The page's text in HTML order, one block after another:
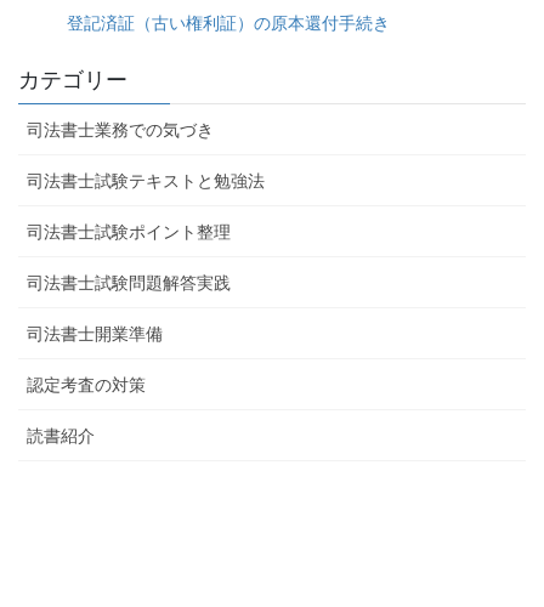
登記済証（古い権利証）の原本還付手続き
カテゴリー
司法書士業務での気づき
司法書士試験テキストと勉強法
司法書士試験ポイント整理
司法書士試験問題解答実践
司法書士開業準備
認定考査の対策
読書紹介